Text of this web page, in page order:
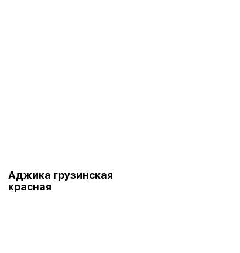
Аджика грузинская
красная